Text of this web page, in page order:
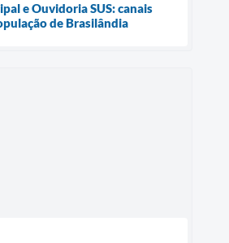
e Ouvidoria SUS: canais
de Brasilândia